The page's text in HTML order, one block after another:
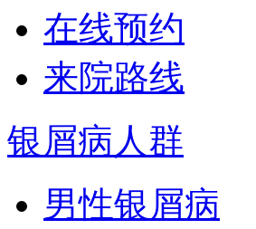
在线预约
来院路线
银屑病人群
男性银屑病